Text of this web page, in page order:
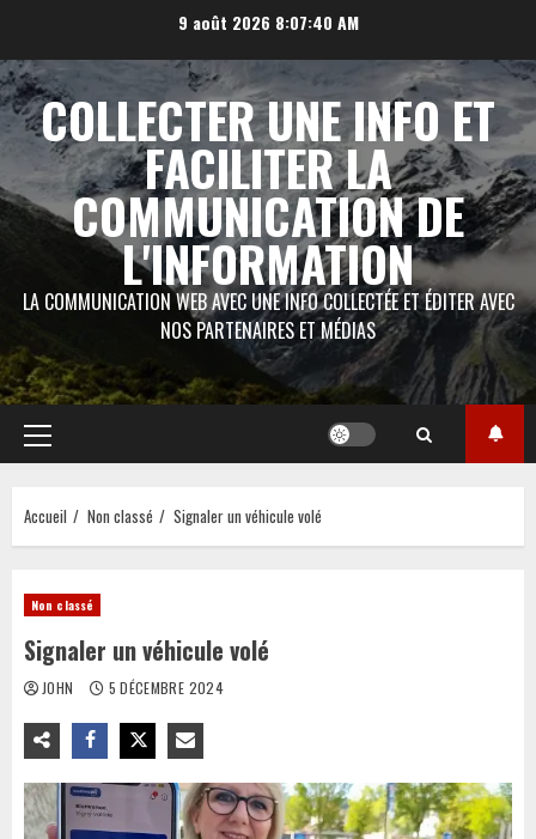
contenu
9 août 2026 8:07:41 AM
COLLECTER UNE INFO ET
FACILITER LA
COMMUNICATION DE
L'INFORMATION
LA COMMUNICATION WEB AVEC UNE INFO COLLECTÉE ET ÉDITER AVEC
NOS PARTENAIRES ET MÉDIAS
Menu
principal
Accueil Non classé Signaler un véhicule volé
Non classé
Signaler un véhicule volé
JOHN 5 DÉCEMBRE 2024